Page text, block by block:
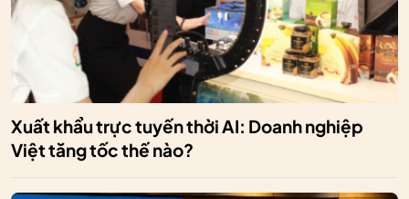
Xuất khẩu trực tuyến thời AI: Doanh nghiệp
Việt tăng tốc thế nào?